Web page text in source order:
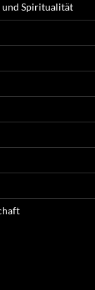
und Spiritualität